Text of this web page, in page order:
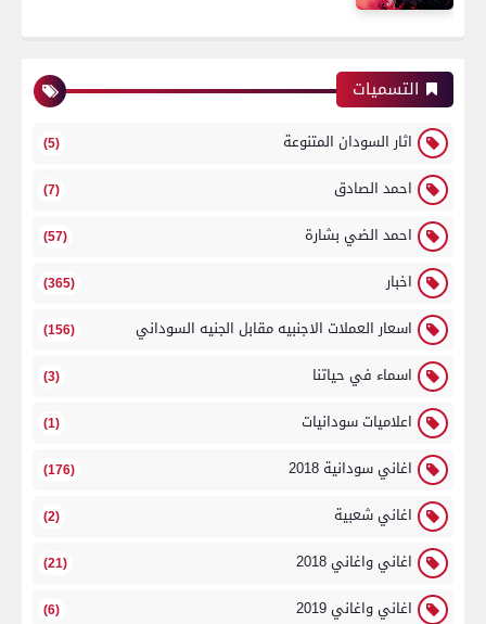
التسميات
اثار السودان المتنوعة (5)
احمد الصادق (7)
احمد الضي بشارة (57)
اخبار (365)
اسعار العملات الاجنبيه مقابل الجنيه السوداني (156)
اسماء في حياتنا (3)
اعلاميات سودانيات (1)
اغاني سودانية 2018 (176)
اغاني شعبية (2)
اغاني واغاني 2018 (21)
اغاني واغاني 2019 (6)